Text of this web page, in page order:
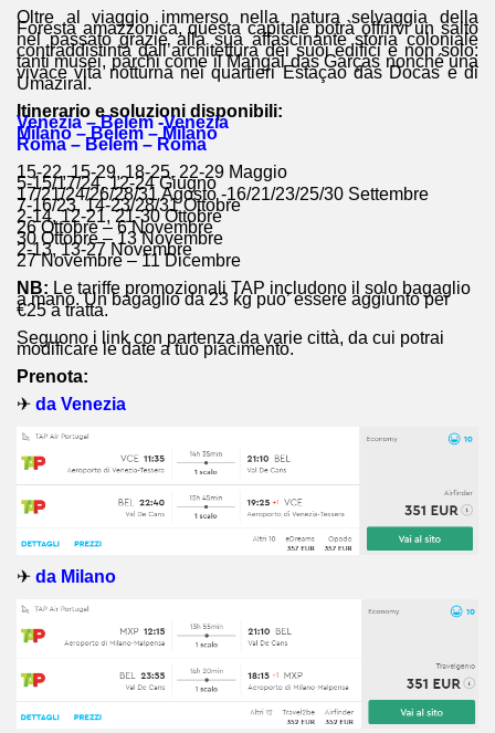
Oltre al viaggio immerso nella natura selvaggia della
Foresta amazzonica, questa capitale potrà offrirvi un salto
nel passato grazie alla sua affascinante storia coloniale
contraddistinta dall’architettura dei suoi edifici e non solo:
tanti musei, parchi come il Mangal das Garças nonché una
vivace vita notturna nei quartieri Estaçao das Docas e di
Umaziral.
Itinerario e soluzioni disponibili:
Venezia – Belem -Venezia
Milano – Belem – Milano
Roma – Belem – Roma
15-22, 15-29, 18-25, 22-29 Maggio
5-15/17/24, 12-24 Giugno
17/21/24/26/28/31 Agosto -16/21/23/25/30 Settembre
7-16/23, 14-23/28/31 Ottobre
2-14, 12-21, 21-30 Ottobre
26 Ottobre – 6 Novembre
30 Ottobre – 13 Novembre
2-13, 13-27 Novembre
27 Novembre – 11 Dicembre
NB: Le tariffe promozionali TAP includono il solo bagaglio
a mano. Un bagaglio da 23 kg puo’ essere aggiunto per
€25 a tratta.
Seguono i link con partenza da varie città, da cui potrai
modificare le date a tuo piacimento.
Prenota:
✈ da Venezia
✈ da Milano